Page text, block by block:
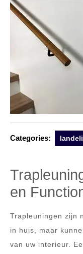
Categories:
en
Trapleuningen zijn
in huis, maar
van uw interieur.